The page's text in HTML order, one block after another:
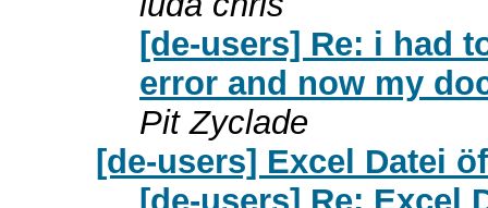
[de-users] Re: i had
error and now my
Pit Zyclade
[de-users] Excel Datei